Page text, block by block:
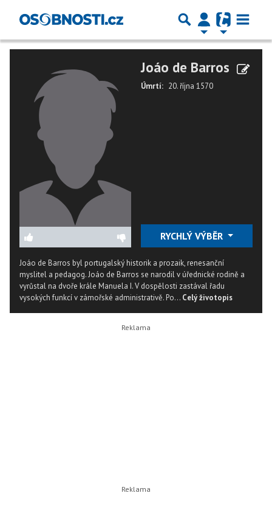
Joáo de Barros
Úmrtí: 20. října 1570
RYCHLÝ VÝBĚR
Joáo de Barros byl portugalský historik a prozaik, renesanční
myslitel a pedagog. Joáo de Barros se narodil v úřednické rodině a
vyrůstal na dvoře krále Manuela I. V dospělosti zastával řadu
vysokých funkcí v zámořské administrativě. Po... Celý životopis